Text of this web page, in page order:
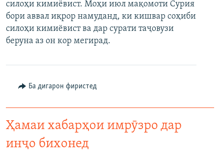
силоҳи кимиёвист. Моҳи июл мақомоти Сурия
бори аввал иқрор намуданд, ки кишвар соҳиби
силоҳи кимиёвист ва дар сурати таҷовузи
беруна аз он кор мегирад.
Ба дигарон фиристед
Ҳамаи хабарҳои имрӯзро дар
инҷо бихонед